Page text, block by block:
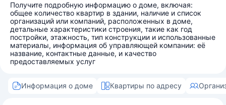
Получите подробную информацию о доме, включая:
общее количество квартир в здании, наличие и список
организаций или компаний, расположенных в доме,
детальные характеристики строения, такие как год
постройки, этажность, тип конструкции и использованные
материалы, информация об управляющей компании: её
название, контактные данные, и качество
предоставляемых услуг
Информация о доме Квартиры по адресу